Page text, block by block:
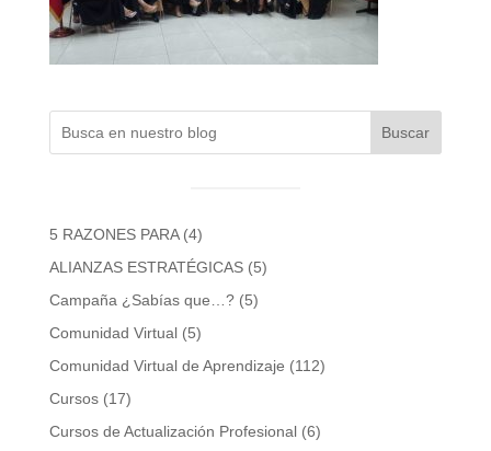
Buscar
5 RAZONES PARA(4)
ALIANZAS ESTRATÉGICAS(5)
Campaña ¿Sabías que…?(5)
Comunidad Virtual(5)
Comunidad Virtual de Aprendizaje (112)
Cursos(17)
Cursos de Actualización Profesional(6)